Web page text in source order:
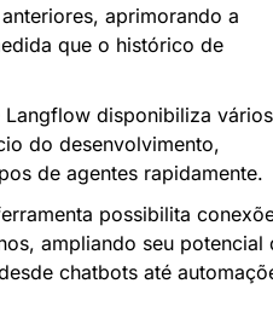
aprimorando a
que o histórico de
Langflow disponibiliza vários
do desenvolvimento,
de agentes rapidamente.
possibilita
ampliando seu potencial
chatbots até